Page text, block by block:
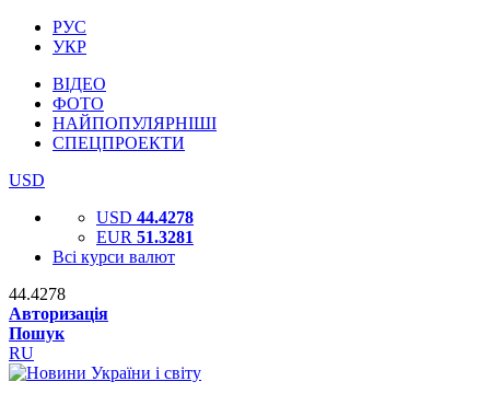
РУС
УКР
ВІДЕО
ФОТО
НАЙПОПУЛЯРНІШІ
СПЕЦПРОЕКТИ
USD
USD 44.4278
EUR 51.3281
Всі курси валют
44.4278
Авторизація
Пошук
RU